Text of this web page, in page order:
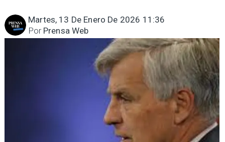
Martes, 13 De Enero De 2026 11:36
Prensa Web
Por